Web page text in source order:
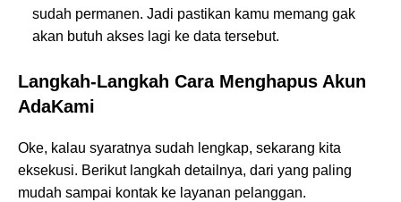
sudah permanen. Jadi pastikan kamu memang gak
akan butuh akses lagi ke data tersebut.
Langkah-Langkah Cara Menghapus Akun
AdaKami
Oke, kalau syaratnya sudah lengkap, sekarang kita
eksekusi. Berikut langkah detailnya, dari yang paling
mudah sampai kontak ke layanan pelanggan.